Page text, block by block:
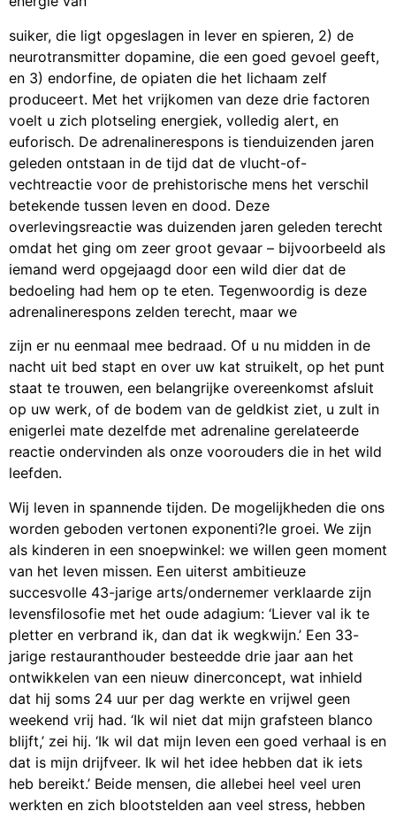
suiker, die ligt opgeslagen in lever en spieren, 2) de
neurotransmitter dopamine, die een goed gevoel geeft,
en 3) endorfine, de opiaten die het lichaam zelf
produceert. Met het vrijkomen van deze drie factoren
voelt u zich plotseling energiek, volledig alert, en
euforisch. De adrenalinerespons is tienduizenden jaren
geleden ontstaan in de tijd dat de vlucht-of-
vechtreactie voor de prehistorische mens het verschil
betekende tussen leven en dood. Deze
overlevingsreactie was duizenden jaren geleden terecht
omdat het ging om zeer groot gevaar – bijvoorbeeld als
iemand werd opgejaagd door een wild dier dat de
bedoeling had hem op te eten. Tegenwoordig is deze
adrenalinerespons zelden terecht, maar we
zijn er nu eenmaal mee bedraad. Of u nu midden in de
nacht uit bed stapt en over uw kat struikelt, op het punt
staat te trouwen, een belangrijke overeenkomst afsluit
op uw werk, of de bodem van de geldkist ziet, u zult in
enigerlei mate dezelfde met adrenaline gerelateerde
reactie ondervinden als onze voorouders die in het wild
leefden.
Wij leven in spannende tijden. De mogelijkheden die ons
worden geboden vertonen exponenti?le groei. We zijn
als kinderen in een snoepwinkel: we willen geen moment
van het leven missen. Een uiterst ambitieuze
succesvolle 43-jarige arts/ondernemer verklaarde zijn
levensfilosofie met het oude adagium: ‘Liever val ik te
pletter en verbrand ik, dan dat ik wegkwijn.’ Een 33-
jarige restauranthouder besteedde drie jaar aan het
ontwikkelen van een nieuw dinerconcept, wat inhield
dat hij soms 24 uur per dag werkte en vrijwel geen
weekend vrij had. ‘Ik wil niet dat mijn grafsteen blanco
blijft,’ zei hij. ‘Ik wil dat mijn leven een goed verhaal is en
dat is mijn drijfveer. Ik wil het idee hebben dat ik iets
heb bereikt.’ Beide mensen, die allebei heel veel uren
werkten en zich blootstelden aan veel stress, hebben